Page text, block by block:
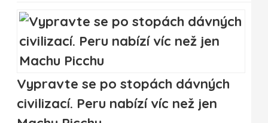
Vypravte se po stopách dávných
civilizací. Peru nabízí víc než jen